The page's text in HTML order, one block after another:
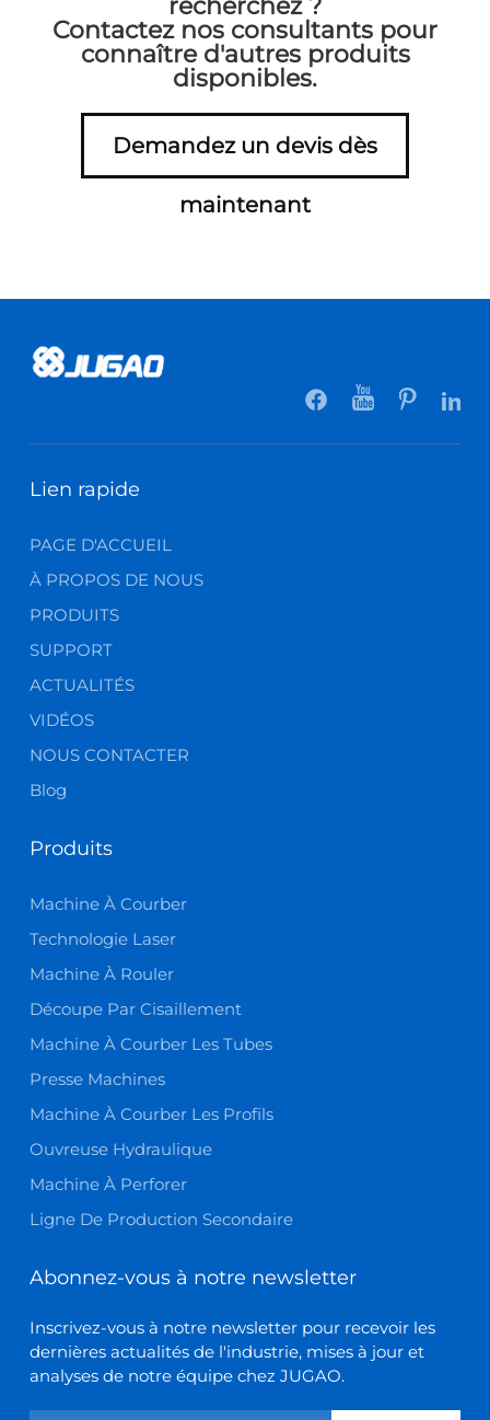
Contactez nos consultants pour
connaître d'autres produits
disponibles.
Demandez un devis dès
maintenant
Lien rapide
PAGE D'ACCUEIL
À PROPOS DE NOUS
PRODUITS
SUPPORT
ACTUALITÉS
VIDÉOS
NOUS CONTACTER
Blog
Produits
Machine À Courber
Technologie Laser
Machine À Rouler
Découpe Par Cisaillement
Machine À Courber Les Tubes
Presse Machines
Machine À Courber Les Profils
Ouvreuse Hydraulique
Machine À Perforer
Ligne De Production Secondaire
Abonnez-vous à notre newsletter
Inscrivez-vous à notre newsletter pour recevoir les
dernières actualités de l'industrie, mises à jour et
analyses de notre équipe chez JUGAO.